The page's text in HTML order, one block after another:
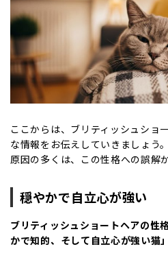
ここからは、ブリティッシュショ
な情報をお伝えしていきましょう
原因の多くは、この性格への誤解
穏やかで自立心が強い
ブリティッシュショートヘアの性
かで知的、そして自立心が強い猫」